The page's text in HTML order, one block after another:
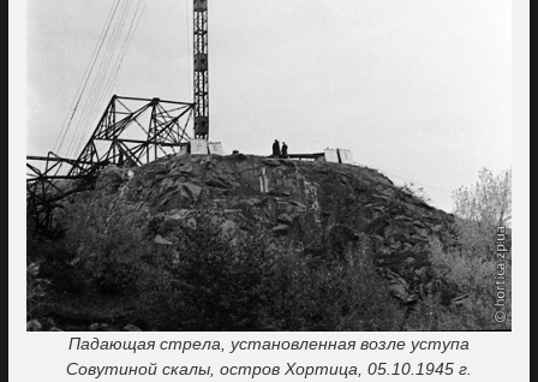
Падающая стрела, установленная возле уступа
Совутиной скалы, остров Хортица, 05.10.1945 г.